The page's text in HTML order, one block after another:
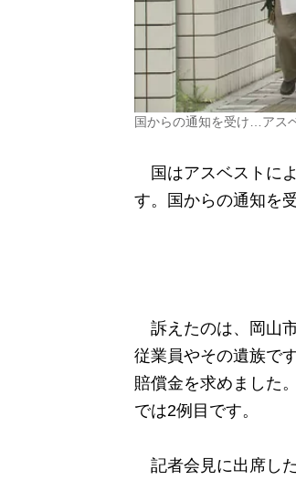
国からの通知を受け…アス
国はアスベストに
す。国からの通知を
訴えたのは、岡山
従業員やその遺族で
賠償金を求めまし
では2例目です。
記者会見に出席し